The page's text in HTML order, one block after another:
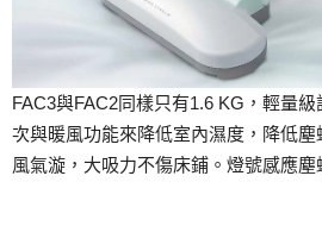
FAC3與FAC2同樣只有1.6 KG，輕量
次與暖風功能來降低室內濕度，降低
風氣漩，大吸力不傷床鋪。燈號感應塵